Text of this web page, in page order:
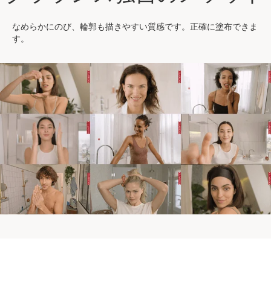
*1 ユチャ種子油、*2 シア脂、シア脂不けん化物（オーガニック栽
なめらかにのび、輪郭も描きやすい質感です。正確に塗布できま
す。